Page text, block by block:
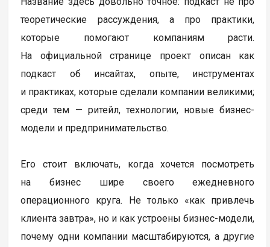
теоретические рассуждения, а про практики,
которые помогают компаниям расти.
На официальной странице проект описан как
подкаст об инсайтах, опыте, инструментах
и практиках, которые сделали компании великими;
среди тем — ритейл, технологии, новые бизнес-
модели и предпринимательство.
Его стоит включать, когда хочется посмотреть
на бизнес шире своего ежедневного
операционного круга. Не только «как привлечь
клиента завтра», но и как устроены бизнес-модели,
почему одни компании масштабируются, а другие